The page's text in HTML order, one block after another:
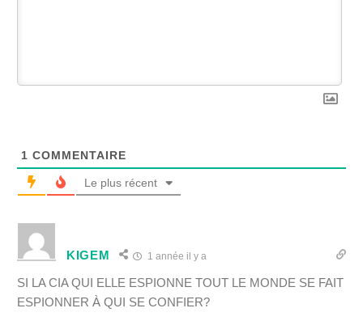
1 COMMENTAIRE
Le plus récent
KIGEM 1 année il y a
SI LA CIA QUI ELLE ESPIONNE TOUT LE MONDE SE FAIT
ESPIONNER À QUI SE CONFIER?